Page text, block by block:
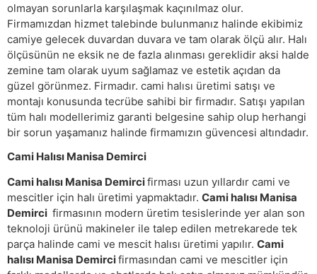
olmayan sorunlarla karşılaşmak kaçınılmaz olur.
Firmamızdan hizmet talebinde bulunmanız halinde ekibimiz
camiye gelecek duvardan duvara ve tam olarak ölçü alır. Halı
ölçüsünün ne eksik ne de fazla alınması gereklidir aksi halde
zemine tam olarak uyum sağlamaz ve estetik açıdan da
güzel görünmez. Firmadır. cami halısı üretimi satışı ve
montajı konusunda tecrübe sahibi bir firmadır. Satışı yapılan
tüm halı modellerimiz garanti belgesine sahip olup herhangi
bir sorun yaşamanız halinde firmamızın güvencesi altındadır.
Cami Halısı Manisa Demirci
Cami halısı Manisa Demircifirması uzun yıllardır cami ve
mescitler için halı üretimi yapmaktadır. Cami halısı Manisa
Demirci firmasının modern üretim tesislerinde yer alan son
teknoloji ürünü makineler ile talep edilen metrekarede tek
parça halinde cami ve mescit halısı üretimi yapılır. Cami
halısı Manisa Demircifirmasından cami ve mescitler için